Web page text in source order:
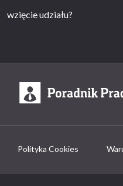
wzięcie udziału?
Polityka Cookies